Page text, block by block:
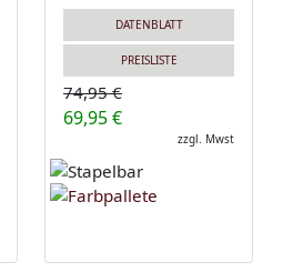
DATENBLATT
PREISLISTE
74,95 €
69,95 €
zzgl. Mwst